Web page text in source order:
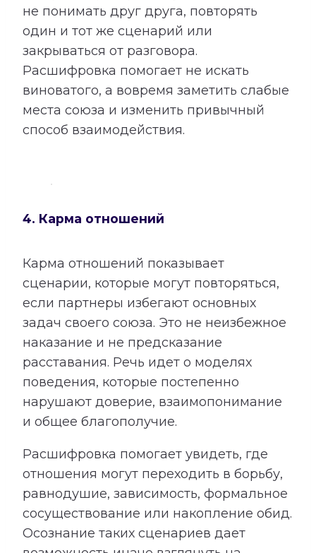
не понимать друг друга, повторять
один и тот же сценарий или
закрываться от разговора.
Расшифровка помогает не искать
виноватого, а вовремя заметить слабые
места союза и изменить привычный
способ взаимодействия.
4. Карма отношений
Карма отношений показывает
сценарии, которые могут повторяться,
если партнеры избегают основных
задач своего союза. Это не неизбежное
наказание и не предсказание
расставания. Речь идет о моделях
поведения, которые постепенно
нарушают доверие, взаимопонимание
и общее благополучие.
Расшифровка помогает увидеть, где
отношения могут переходить в борьбу,
равнодушие, зависимость, формальное
сосуществование или накопление обид.
Осознание таких сценариев дает